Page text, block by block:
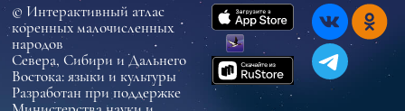
© Интерактивный атлас
коренных малочисленных
народов
Севера, Сибири и Дальнего
Востока: языки и культуры
Разработан при поддержке